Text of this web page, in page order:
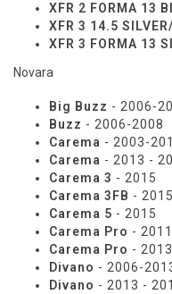
XFR 2 FORMA 13
XFR 3 14.5
XFR 3 FORMA 13
Novara
Big Buzz - 2006-
Buzz - 2006-2008
Carema - 2003-
Carema - 2013 -
Carema 3 - 2015
Carema 3FB - 2015
Carema 5 - 2015
Carema Pro -
Carema Pro -
Divano - 2006-
Divano - 2013 -